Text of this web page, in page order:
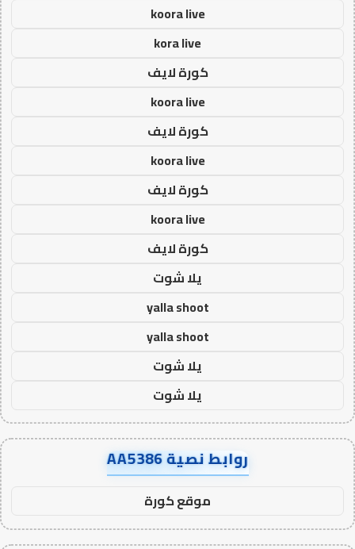
koora live
kora live
كورة لايف
koora live
كورة لايف
koora live
كورة لايف
koora live
كورة لايف
يلا شوت
yalla shoot
yalla shoot
يلا شوت
يلا شوت
روابط نصية AA5386
موقع كورة